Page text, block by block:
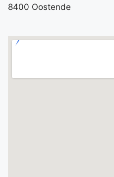
8400 Oostende